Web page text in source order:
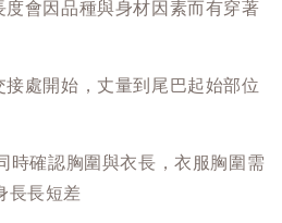
會因品種與身材因素而有穿著
處開始，丈量到尾巴起始部位
時確認胸圍與衣長，衣服胸圍需
長長短差